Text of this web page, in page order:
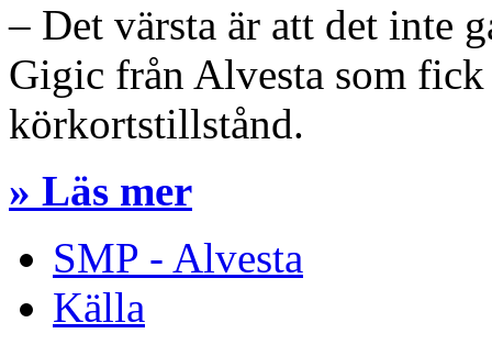
– Det värsta är att det inte
Gigic från Alvesta som
körkortstillstånd.
» Läs mer
SMP - Alvesta
Källa